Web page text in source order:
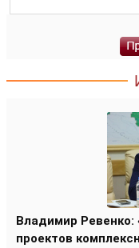
Владимир Ревенко:
проектов